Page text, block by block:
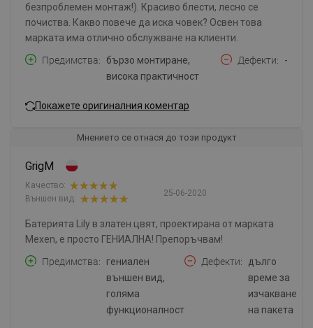
безпроблемен монтаж!). Красиво блести, лесно се
почиства. Какво повече да иска човек? Освен това
марката има отлично обслужване на клиенти.
Предимства
бързо монтиране,
висока практичност
Дефекти -
Покажете оригиналния коментар
Мнението се отнася до този продукт
GrigM
25-06-2020
Качество:
Външен вид:
Батерията Lily в златен цвят, проектирана от марката
Mexen, е просто ГЕНИАЛНА! Препоръчвам!
Предимства
гениален
външен вид,
голяма
функционалност
Дефекти
дълго
време за
изчакване
на пакета